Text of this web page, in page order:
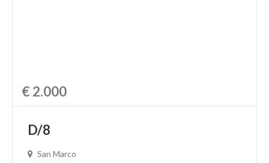
€ 2.000
D/8
San Marco